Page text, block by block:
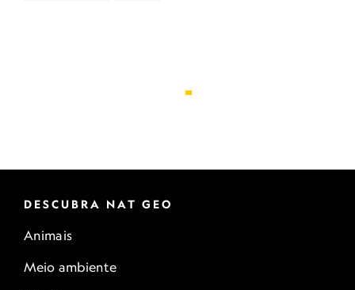
DESCUBRA NAT GEO
Animais
Meio ambiente